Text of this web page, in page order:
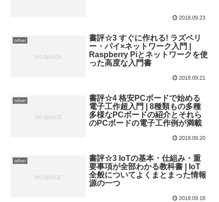
2018.09.23
other
書評☆3 すぐに作れる! ラズベリ
ー・パイ×ネットワーク入門 |
Raspberry Piとネットワークを使
った高度な入門書
2018.09.21
other
書評☆4 格安PCボードで始める
電子工作超入門 | 8種類もの多種
多様なPCボードの紹介とそれら
のPCボードの電子工作例が満載
2018.09.20
other
書評☆3 IoTの基本・仕組み・重
要事項が全部わかる教科書 | IoT
全般についてよくまとまった情報
源の一つ
2018.09.18